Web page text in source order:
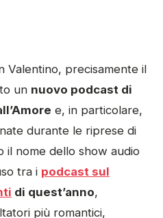
Valentino, precisamente il
un nuovo podcast di
e, in particolare,
durante le riprese di
il nome dello show audio
tra i podcast sul
di quest’anno,
più romantici,